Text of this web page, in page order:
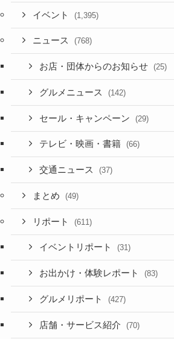
イベント (1,395)
ニュース (768)
お店・団体からのお知らせ (25)
グルメニュース (142)
セール・キャンペーン (29)
テレビ・映画・書籍 (66)
交通ニュース (37)
まとめ (49)
リポート (611)
イベントリポート (31)
お出かけ・体験レポート (83)
グルメリポート (427)
店舗・サービス紹介 (70)